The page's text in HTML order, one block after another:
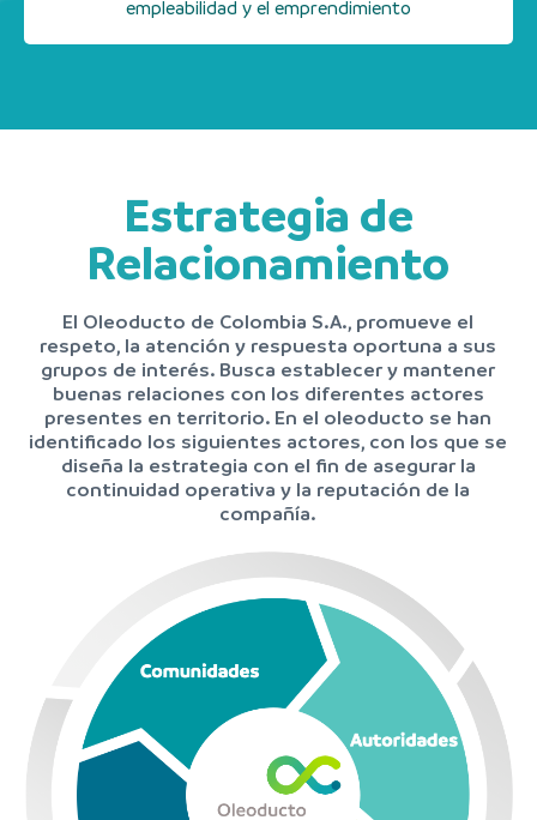
empleabilidad y el emprendimiento
Estrategia de
Relacionamiento
El Oleoducto de Colombia S.A., promueve el
respeto, la atención y respuesta oportuna a sus
grupos de interés. Busca establecer y mantener
buenas relaciones con los diferentes actores
presentes en territorio. En el oleoducto se han
identificado los siguientes actores, con los que se
diseña la estrategia con el fin de asegurar la
continuidad operativa y la reputación de la
compañía.​​